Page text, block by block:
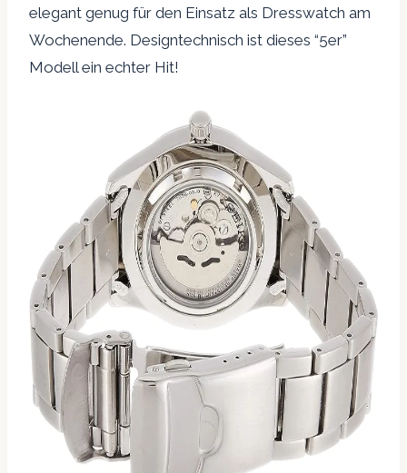
elegant genug für den Einsatz als Dresswatch am
Wochenende. Designtechnisch ist dieses “5er”
Modell ein echter Hit!